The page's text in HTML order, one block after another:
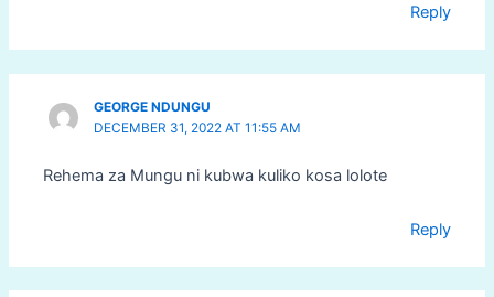
Reply
GEORGE NDUNGU
DECEMBER 31, 2022 AT 11:55 AM
Rehema za Mungu ni kubwa kuliko kosa lolote
Reply